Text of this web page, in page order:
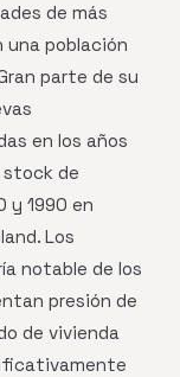
de más
una población
parte de su
en los años
de
y 1990 en
Los
notable de los
presión de
de vivienda